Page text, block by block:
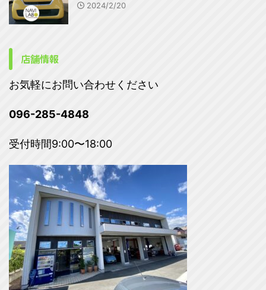
2024/2/20
店舗情報
お気軽にお問い合わせください
096-285-4848
受付時間9:00〜18:00